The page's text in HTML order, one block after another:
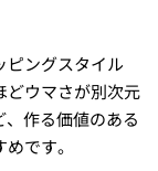
ピングスタイル
どウマさが別次元
作る価値のある
です。